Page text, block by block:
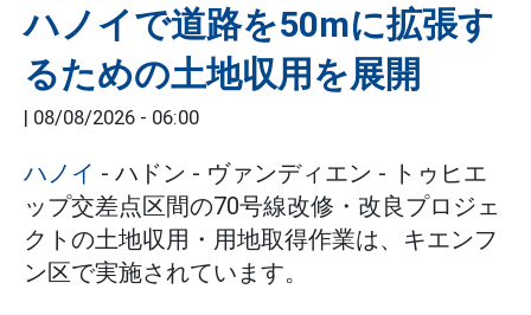
ハノイで道路を50mに拡張す
るための土地収用を展開
| 08/08/2026 - 06:00
ハノイ - ハドン - ヴァンディエン - トゥヒエ
ップ交差点区間の70号線改修・改良プロジェ
クトの土地収用・用地取得作業は、キエンフ
ン区で実施されています。